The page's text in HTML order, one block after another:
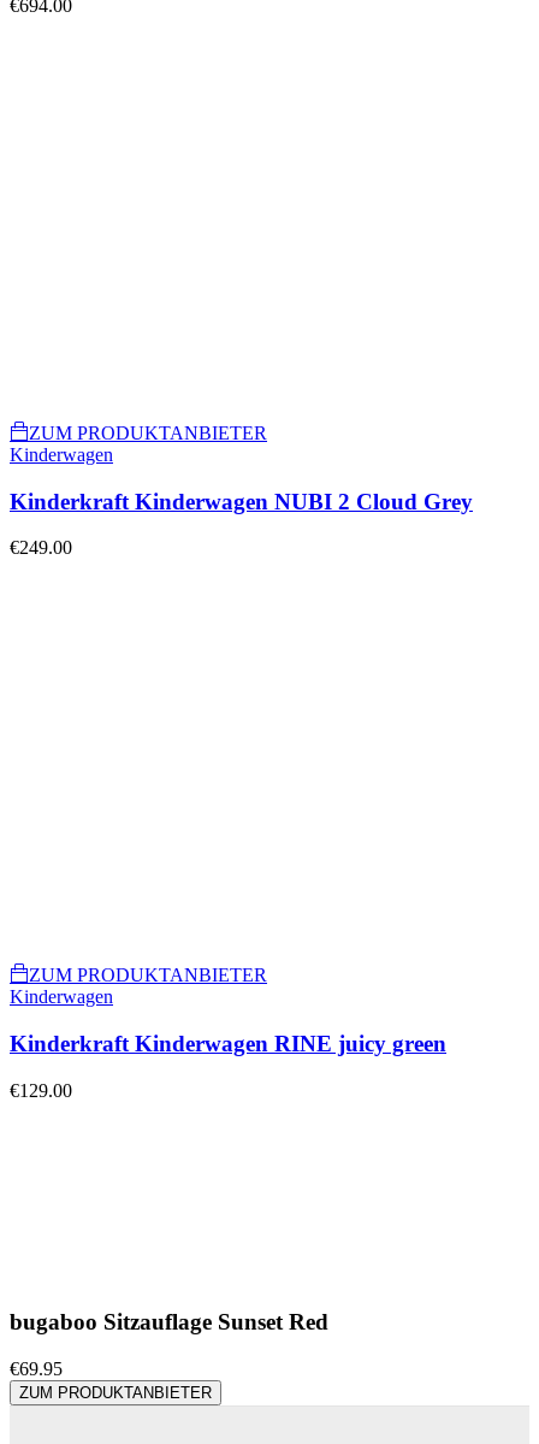
€694.00
ZUM PRODUKTANBIETER
Kinderwagen
Kinderkraft Kinderwagen NUBI 2 Cloud Grey
€249.00
ZUM PRODUKTANBIETER
Kinderwagen
Kinderkraft Kinderwagen RINE juicy green
€129.00
bugaboo Sitzauflage Sunset Red
€69.95
ZUM PRODUKTANBIETER